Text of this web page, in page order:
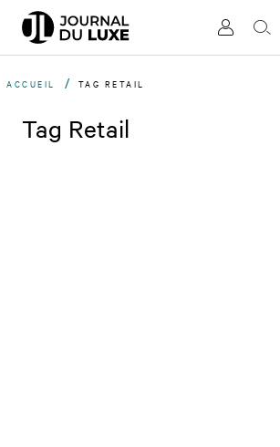
Mon
ACCUEIL TAG RETAIL
Tag Retail